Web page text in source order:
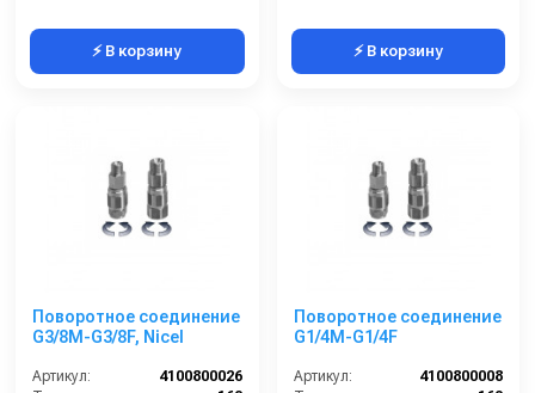
⚡ В корзину ⚡ В корзину
Поворотное соединение
G3/8M-G3/8F, Nicel
Артикул:
4100800026
Поворотное соединение
G1/4M-G1/4F
Артикул:
4100800008